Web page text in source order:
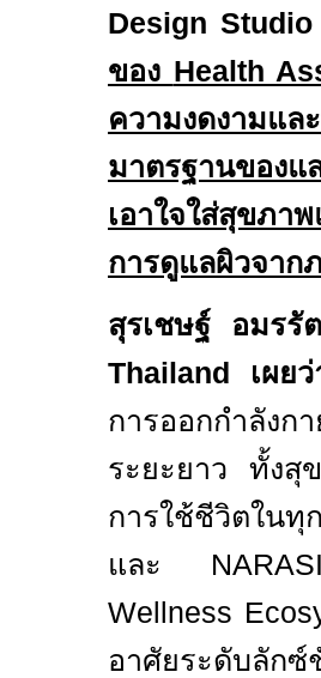
Design Studio
ของ Health
ความงดงามแล
มาตรฐานของ
เอาใจใส่สุขภา
การดูแลผิวจาก
สุรเชษฐ์ อมรรั
Thailand เผย
การออกกำลัง
ระยะยาว ทั้งสุ
การใช้ชีวิตใน
และ
Wellness
อาศัยระดับลัก